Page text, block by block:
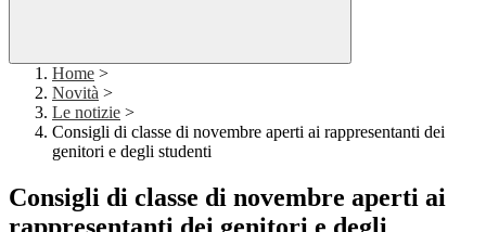
Home >
Novità >
Le notizie >
Consigli di classe di novembre aperti ai rappresentanti dei
genitori e degli studenti
Consigli di classe di novembre aperti ai